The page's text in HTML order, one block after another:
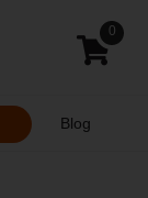
0
Blog